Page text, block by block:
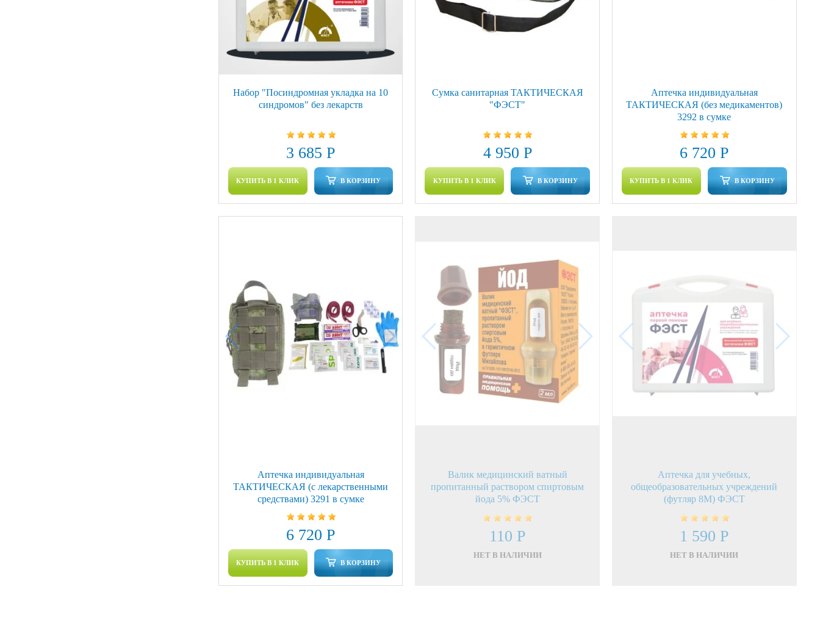
Набор "Посиндромная укладка на 10
синдромов" без лекарств
3 685 Р
КУПИТЬ В 1 КЛИК В КОРЗИНУ
Сумка санитарная ТАКТИЧЕСКАЯ
"ФЭСТ"
4 950 Р
КУПИТЬ В 1 КЛИК В КОРЗИНУ
Аптечка индивидуальная
ТАКТИЧЕСКАЯ (без медикаментов)
3292 в сумке
6 720 Р
КУПИТЬ В 1 КЛИК В КОРЗИНУ
Аптечка индивидуальная
ТАКТИЧЕСКАЯ (с лекарственными
средствами) 3291 в сумке
6 720 Р
КУПИТЬ В 1 КЛИК В КОРЗИНУ
Валик медицинский ватный
пропитанный раствором спиртовым
йода 5% ФЭСТ
110 Р
НЕТ В НАЛИЧИИ
Аптечка для учебных,
общеобразовательных учреждений
(футляр 8М) ФЭСТ
1 590 Р
НЕТ В НАЛИЧИИ